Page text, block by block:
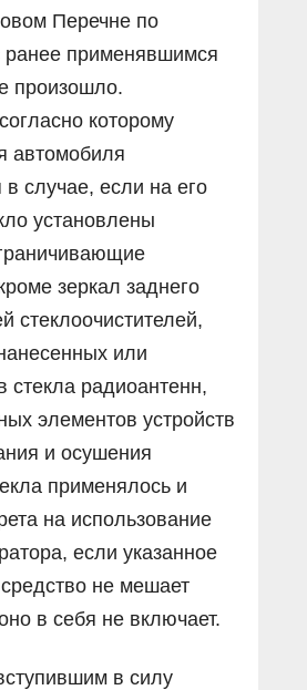
Перечне по
ранее применявшимся
произошло.
которому
автомобиля
случае, если на его
установлены
зеркал заднего
стеклоочистителей,
или
стекла радиоантенн,
элементов устройств
и осушения
применялось и
на использование
если указанное
не мешает
в себя не включает.
в силу